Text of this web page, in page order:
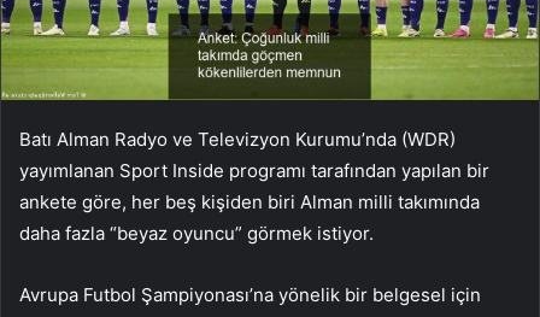
Batı Alman Radyo ve Televizyon Kurumu’nda (WDR)
yayımlanan Sport Inside programı tarafından yapılan bir
ankete göre, her beş kişiden biri Alman milli takımında
daha fazla “beyaz oyuncu” görmek istiyor.
Avrupa Futbol Şampiyonası’na yönelik bir belgesel için